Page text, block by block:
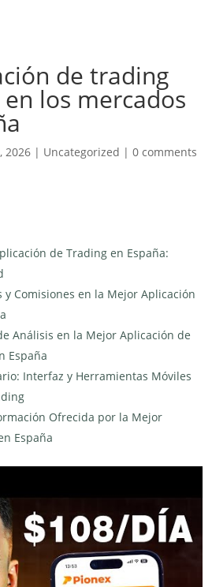
de trading
los mercados
2026 | Uncategorized | 0 comments
de Trading en España:
y Comisiones en la Mejor Aplicación
Análisis en la Mejor Aplicación de
España
Interfaz y Herramientas Móviles
Ofrecida por la Mejor
España